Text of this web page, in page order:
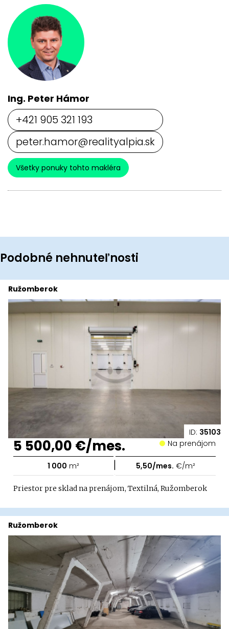
Ing. Peter Hámor
+421 905 321 193
peter.hamor@realityalpia.sk
Všetky ponuky tohto makléra
Podobné nehnuteľnosti
ID: 35103
Ružomberok
5 500,00 €/mes. Na prenájom
1 000 m² | 5,50/mes. €/m²
Priestor pre sklad na prenájom, Textilná, Ružomberok
Ružomberok